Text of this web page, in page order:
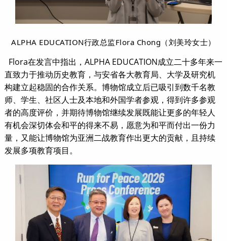
ALPHA EDUCATION行政总监Flora Chong（刘美玲女士）
Flora在发言中指出，ALPHA EDUCATION成立二十多年来一
直致力于推动历史教育，与安省各大教育局、大学及研究机
构建立起稳固的合作关系。博物馆成立后已吸引到数千名教
师、学生、社区人士及本地和外国学者参观，得到许多参观
者的高度评价，并期待博物馆继续发展既能让更多的年轻人
有机会深切体会和平的得来不易，愿意为和平而付出一份力
量，又能让博物馆为亚洲二战教育作出更大的贡献，且持续
发展多项教育项目。